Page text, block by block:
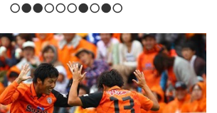
○●●○○○●○●○